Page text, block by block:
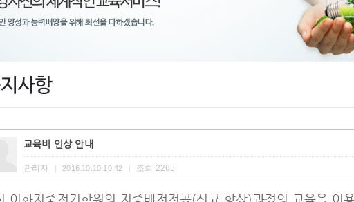
교육비 인상 안내
관리자 | 2016.10.10 10:42 | 조회 2265
이화지중전기학원의 지중배전전공(신규,향상)과정의 교육을 이